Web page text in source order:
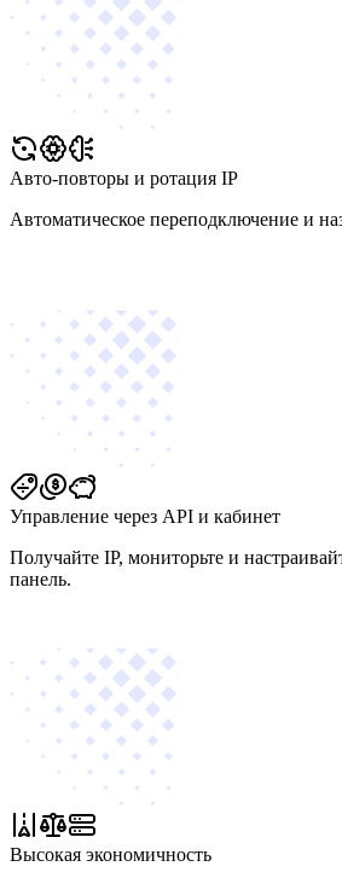
Авто-повторы и ротация IP
Автоматическое переподключение и
Управление через API и кабинет
Получайте IP, мониторьте и
панель.
Высокая экономичность